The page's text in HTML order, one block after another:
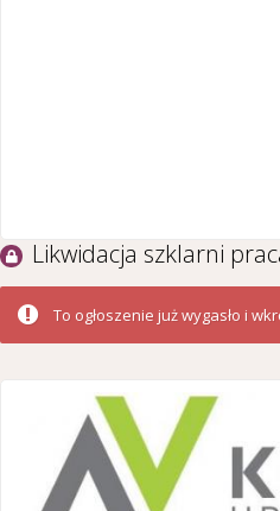
Likwidacja szklarni
To ogłoszenie już wygasło i